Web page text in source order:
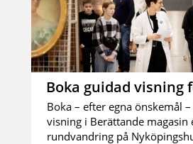
Boka guidad visning
Boka – efter egna önskemål
visning i Berättande
rundvandring på